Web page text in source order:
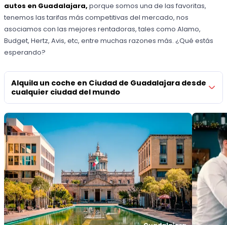
autos en Guadalajara, porque somos una de las favoritas,
tenemos las tarifas más competitivas del mercado, nos
asociamos con las mejores rentadoras, tales como Alamo,
Budget, Hertz, Avis, etc, entre muchas razones más. ¿Qué estás
esperando?
Alquila un coche en Ciudad de Guadalajara desde
cualquier ciudad del mundo